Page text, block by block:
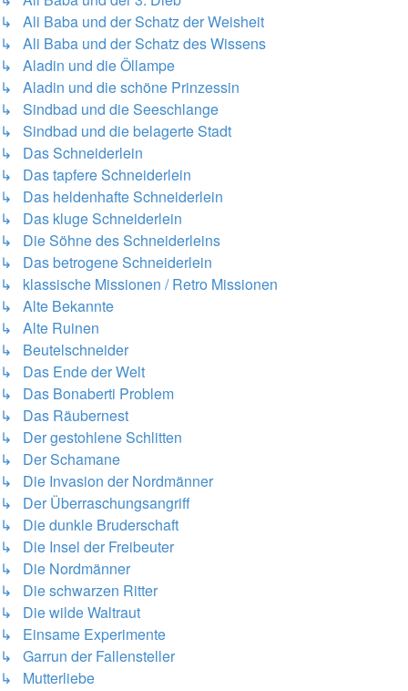
↳ Ali Baba und der Schatz der Weisheit
↳ Ali Baba und der Schatz des Wissens
↳ Aladin und die Öllampe
↳ Aladin und die schöne Prinzessin
↳ Sindbad und die Seeschlange
↳ Sindbad und die belagerte Stadt
↳ Das Schneiderlein
↳ Das tapfere Schneiderlein
↳ Das heldenhafte Schneiderlein
↳ Das kluge Schneiderlein
↳ Die Söhne des Schneiderleins
↳ Das betrogene Schneiderlein
↳ klassische Missionen / Retro Missionen
↳ Alte Bekannte
↳ Alte Ruinen
↳ Beutelschneider
↳ Das Ende der Welt
↳ Das Bonaberti Problem
↳ Das Räubernest
↳ Der gestohlene Schlitten
↳ Der Schamane
↳ Die Invasion der Nordmänner
↳ Der Überraschungsangriff
↳ Die dunkle Bruderschaft
↳ Die Insel der Freibeuter
↳ Die Nordmänner
↳ Die schwarzen Ritter
↳ Die wilde Waltraut
↳ Einsame Experimente
↳ Garrun der Fallensteller
↳ Mutterliebe